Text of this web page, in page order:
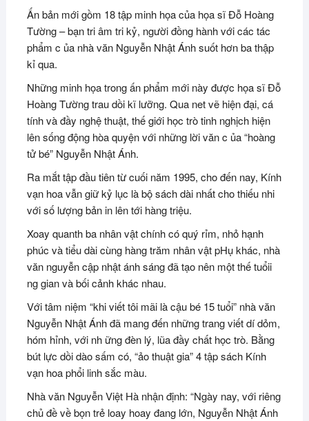
Ấn bản mới gồm 18 tập minh họa của họa sĩ Đỗ Hoàng
Tường – bạn tri âm tri kỷ, người đồng hành với các tác
phẩm c ủa nhà văn Nguyễn Nhật Ánh suốt hơn ba thập
kỉ qua.
Những minh họa trong ấn phẩm mới này được họa sĩ Đỗ
Hoàng Tường trau dồi kĩ lưỡng. Qua net vẽ hiện đại, cá
tính và đầy nghệ thuật, thế giới học trò tinh nghịch hiện
lên sống động hòa quyện với những lời văn c ủa “hoàng
tử bé” Nguyễn Nhật Ánh.
Ra mắt tập đầu tiên từ cuối năm 1995, cho đến nay, Kính
vạn hoa vẫn giữ kỷ lục là bộ sách dài nhất cho thiếu nhi
với số lượng bản in lên tới hàng triệu.
Xoay quanth ba nhân vật chính có quý rỉm, nhỏ hạnh
phúc và tiểu dài cùng hàng trăm nhân vật pHụ khác, nhà
văn nguyễn cập nhật ánh sáng đã tạo nên một thế tuổii
ng gian và bối cảnh khác nhau.
Với tâm niệm “khi viết tôi mãi là cậu bé 15 tuổi” nhà văn
Nguyễn Nhật Ánh đã mang đến những trang viết dí dỏm,
hóm hỉnh, với nh ững đèn lý, lũa đầy chất học trò. Bằng
bút lực dồi dào sấm có, “ảo thuật gia” 4 tập sách Kính
vạn hoa phổi linh sắc màu.
Nhà văn Nguyễn Việt Hà nhận định: “Ngày nay, với riêng
chủ đề về bọn trẻ loay hoay đang lớn, Nguyễn Nhật Ánh